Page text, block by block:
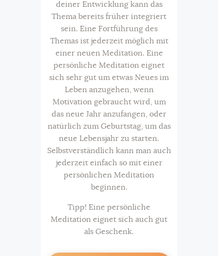
deiner Entwicklung kann das
Thema bereits früher integriert
sein. Eine Fortführung des
Themas ist jederzeit möglich mit
einer neuen Meditation. Eine
persönliche Meditation eignet
sich sehr gut um etwas Neues im
Leben anzugehen, wenn
Motivation gebraucht wird, um
das neue Jahr anzufangen, oder
natürlich zum Geburtstag, um das
neue Lebensjahr zu starten.
Selbstverständlich kann man auch
jederzeit einfach so mit einer
persönlichen Meditation
beginnen.
Tipp! Eine persönliche
Meditation eignet sich auch gut
als Geschenk.